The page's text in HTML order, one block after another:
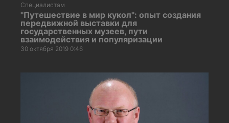
Специалистам
"Путешествие в мир кукол": опыт создания
передвижной выставки для
государственных музеев, пути
взаимодействия и популяризации
30 октября 2019 0:46